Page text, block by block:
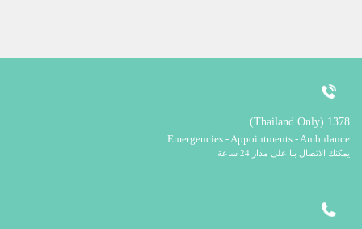
1378 (Thailand Only)
Emergencies - Appointments - Ambulance
يمكنك الاتصال بنا على مدار 24 ساعة